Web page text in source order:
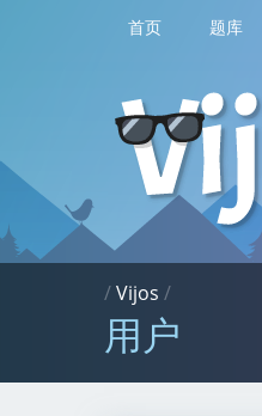
首页 题库
/Vijos /
用户